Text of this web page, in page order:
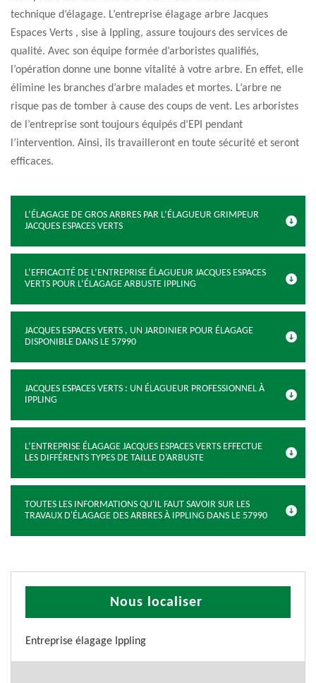
technique d’élagage. L’entreprise élagage arbre Jacques
Espaces Verts , sise à Ippling, assure toujours des services de
qualité. Avec son équipe formée d’arboristes qualifiés,
l’opération donne une bonne vitalité à votre arbre. En effet, elle
élimine les branches d’arbre malades et mortes. L’arbre ne
risque pas de tomber à cause des coups de vent. Les arboristes
de l’entreprise sont toujours équipés d’EPI pendant
l’intervention. Ainsi, ils travailleront en toute sécurité et seront
efficaces.
L’ÉLAGAGE DE GROS ARBRES PAR L’ÉLAGUEUR GRIMPEUR
JACQUES ESPACES VERTS
L’EFFICACITÉ DE L’ENTREPRISE ÉLAGUEUR JACQUES ESPACES
VERTS POUR L’ÉLAGAGE ARBUSTE IPPLING
JACQUES ESPACES VERTS , UN JARDINIER POUR ÉLAGAGE
DISPONIBLE DANS LE 57990
JACQUES ESPACES VERTS : UN ÉLAGUEUR PROFESSIONNEL À
IPPLING
L’ENTREPRISE ÉLAGAGE JACQUES ESPACES VERTS EFFECTUE
LES DIFFÉRENTS TYPES DE TAILLE D’ARBUSTE
TOUTES LES INFORMATIONS QU'IL FAUT SAVOIR SUR LES
TRAVAUX D'ÉLAGAGE DES ARBRES À IPPLING DANS LE 57990
Nous localiser
Entreprise élagage Ippling